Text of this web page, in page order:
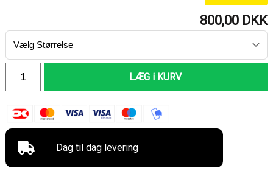
800,00 DKK
LÆG i KURV
Dag til dag levering